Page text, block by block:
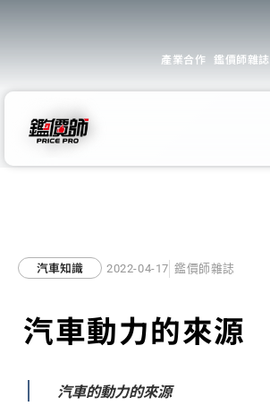
產業合作 鑑價師雜誌
汽車知識 2022-04-17 鑑價師雜誌
汽車動力的來源
汽車的動力的來源